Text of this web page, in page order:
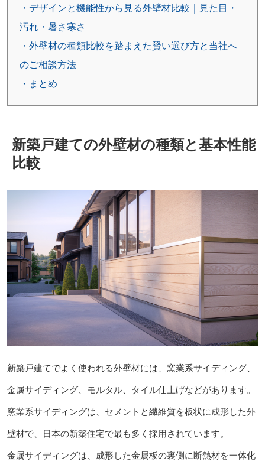
・デザインと機能性から見る外壁材比較｜見た目・
汚れ・暑さ寒さ
・外壁材の種類比較を踏まえた賢い選び方と当社へ
のご相談方法
・まとめ
新築戸建ての外壁材の種類と基本性能
比較
新築戸建てでよく使われる外壁材には、窯業系サイディング、
金属サイディング、モルタル、タイル仕上げなどがあります。
窯業系サイディングは、セメントと繊維質を板状に成形した外
壁材で、日本の新築住宅で最も多く採用されています。
金属サイディングは、成形した金属板の裏側に断熱材を一体化